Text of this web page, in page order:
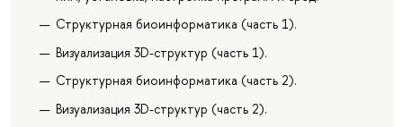
Структурная биоинформатика (часть 1).
Визуализация 3D-структур (часть 1).
Структурная биоинформатика (часть 2).
Визуализация 3D-структур (часть 2).